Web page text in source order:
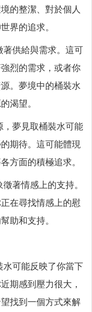
的整潔、對於個人
界的追求。
著供給與需求。這可
烈的需求，或者你
。夢境中的桶裝水
渴望。
，夢見取桶裝水可能
期待。這可能體現
方面的積極追求。
著情感上的支持。
在尋找情感上的慰
助和支持。
水可能反映了你當下
期感到壓力很大，
找到一個方式來解